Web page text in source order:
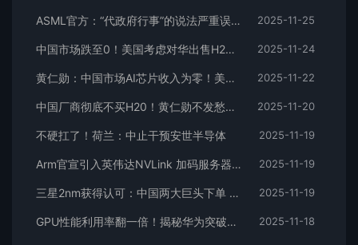
ASML官方：“代政府行事”的说法严重误导！ 2025-11-25
中国市场跌至0！美国考虑对华出售H200 性能2倍于H20：英伟达回应 2025-11-24
黄仁勋：中国市场AI芯片收入为零！美国考虑允许英伟达对华出售H200 性能2倍于H20 2025-11-22
中国厂商彻底不买H20！黄仁勋不发愁：AI无泡沫 手握5000亿美元订单 2025-11-20
不硬扛了！荷兰：中止干预安世半导体 2025-11-19
Arm官宣引入英伟达NVLink 加码服务器CPU市场竞争 2025-11-19
三星2nm获得认可：中国两大巨头下单 1年贡献超34亿元 2025-11-19
GPU性能利用率翻一倍！揭秘华为突破性新技术：让英伟达成“自己”的芯片 2025-11-18